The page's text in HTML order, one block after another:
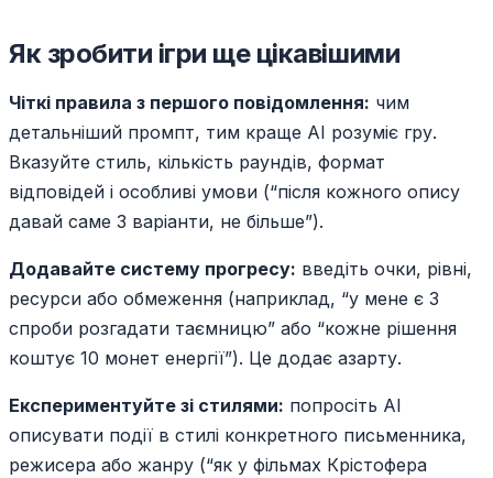
Як зробити ігри ще цікавішими
Чіткі правила з першого повідомлення: чим
детальніший промпт, тим краще AI розуміє гру.
Вказуйте стиль, кількість раундів, формат
відповідей і особливі умови (“після кожного опису
давай саме 3 варіанти, не більше”).
Додавайте систему прогресу: введіть очки, рівні,
ресурси або обмеження (наприклад, “у мене є 3
спроби розгадати таємницю” або “кожне рішення
коштує 10 монет енергії”). Це додає азарту.
Експериментуйте зі стилями: попросіть AI
описувати події в стилі конкретного письменника,
режисера або жанру (“як у фільмах Крістофера